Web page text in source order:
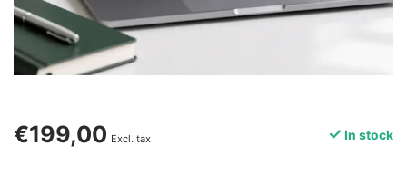
€199,00 Excl. tax In stock